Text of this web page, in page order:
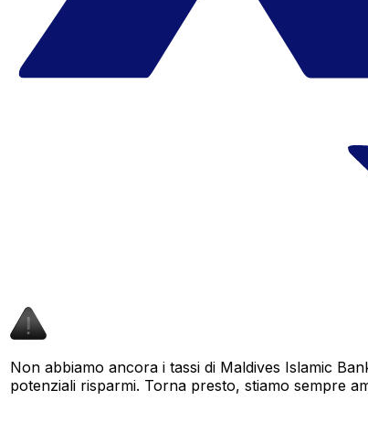
Non abbiamo ancora i tassi di Maldives Islamic
potenziali risparmi. Torna presto, stiamo sempre